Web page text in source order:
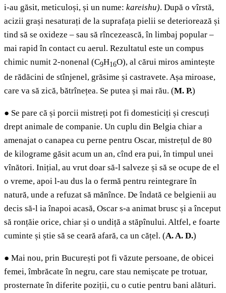
i-au găsit, meticuloși, și un nume: kareishu). După o vîrstă,
acizii grași nesaturați de la suprafața pielii se deteriorează și
tind să se oxideze – sau să rîncezească, în limbaj popular –
mai rapid în contact cu aerul. Rezultatul este un compus
chimic numit 2-nonenal (C9H16O), al cărui miros amintește
de rădăcini de stînjenel, grăsime și castravete. Așa miroase,
care va să zică, bătrînețea. Se putea și mai rău. (M. P.)
● Se pare că și porcii mistreți pot fi domesticiți și crescuți
drept animale de companie. Un cuplu din Belgia chiar a
amenajat o canapea cu perne pentru Oscar, mistrețul de 80
de kilograme găsit acum un an, cînd era pui, în timpul unei
vînători. Inițial, au vrut doar să-l salveze și să se ocupe de el
o vreme, apoi l-au dus la o fermă pentru reintegrare în
natură, unde a refuzat să mănînce. De îndată ce belgienii au
decis să-l ia înapoi acasă, Oscar s-a animat brusc și a început
să ronțăie orice, chiar și o undiță a stăpînului. Altfel, e foarte
cuminte și știe să se ceară afară, ca un cățel. (A. A. D.)
● Mai nou, prin București pot fi văzute persoane, de obicei
femei, îmbrăcate în negru, care stau nemișcate pe trotuar,
prosternate în diferite poziții, cu o cutie pentru bani alături.